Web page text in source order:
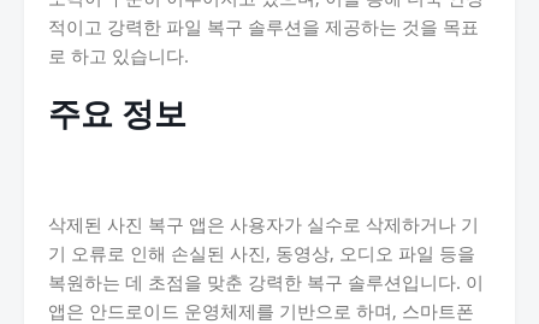
적이고 강력한 파일 복구 솔루션을 제공하는 것을 목표
로 하고 있습니다.
주요 정보
삭제된 사진 복구 앱은 사용자가 실수로 삭제하거나 기
기 오류로 인해 손실된 사진, 동영상, 오디오 파일 등을
복원하는 데 초점을 맞춘 강력한 복구 솔루션입니다. 이
앱은 안드로이드 운영체제를 기반으로 하며, 스마트폰